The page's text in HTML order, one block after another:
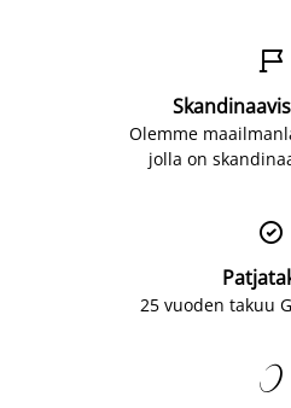

Olemme
jolla on

25 vuoden takuu
